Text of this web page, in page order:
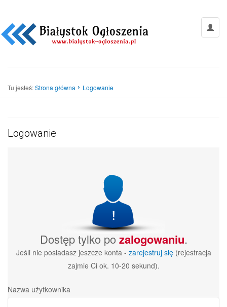
Tu jesteś:Strona główna Logowanie
Logowanie
Dostęp tylko pozalogowaniu.
Jeśli nie posiadasz jeszcze konta - zarejestruj się(rejestracja
zajmie Ci ok. 10-20 sekund).
Nazwa użytkownika